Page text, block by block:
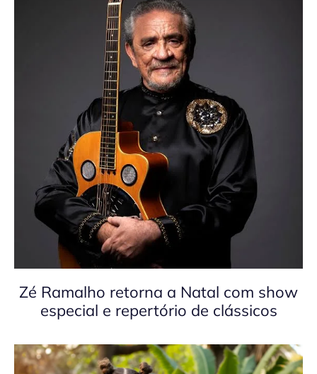
Zé Ramalho retorna a Natal com show
especial e repertório de clássicos